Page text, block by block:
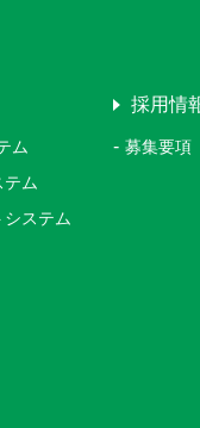
ム
テム
ステム
採用情
募集要項